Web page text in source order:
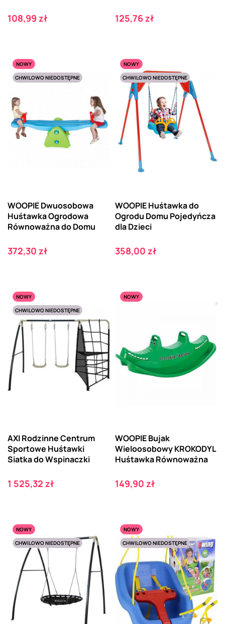
Cena
108,99 zł Cena
125,76 zł
NOWY
CHWILOWO NIEDOSTĘPNE
WOOPIE Dwuosobowa
Huśtawka Ogrodowa
Równoważna do Domu
Cena
372,30 zł
NOWY
CHWILOWO NIEDOSTĘPNE
WOOPIE Huśtawka do
Ogrodu Domu Pojedyńcza
dla Dzieci
Cena
358,00 zł
NOWY
CHWILOWO NIEDOSTĘPNE
AXI Rodzinne Centrum
Sportowe Huśtawki
Siatka do Wspinaczki
Cena
1 525,32 zł
NOWY
WOOPIE Bujak
Wieloosobowy KROKODYL
Huśtawka Równoważna
Cena
149,90 zł
NOWY
CHWILOWO NIEDOSTĘPNE
NOWY
CHWILOWO NIEDOSTĘPNE